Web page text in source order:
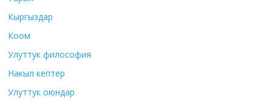
Кыргыздар
Коом
Улуттук философия
Накыл кептер
Улуттук оюндар